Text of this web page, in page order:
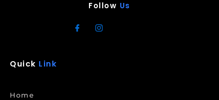
Follow Us
Quick Link
Home